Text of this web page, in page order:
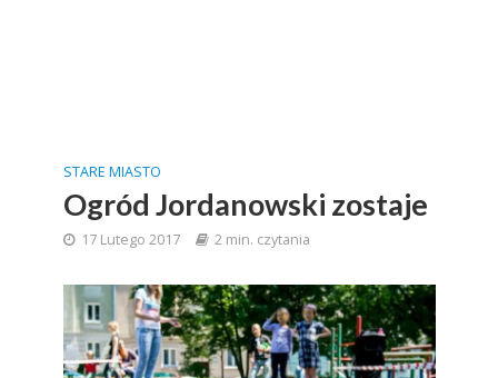
STARE MIASTO
Ogród Jordanowski zostaje
17 Lutego 2017 2 min. czytania